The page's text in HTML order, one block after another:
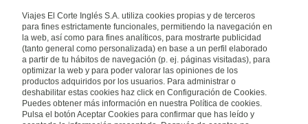
Quiénes somos
Financiación
Sostenibilidad
Turismo accesible
Tarjeta El Corte Inglés
Trabaja con nosotros
El Corte Inglés
Canal Ético
Enlaces de interés
Guías de viaje
Catálogos
Auto check-in
Condiciones Generales
Política de privacidad
Política de cookies
Accesibilidad
Internacional
España
Viajes El Corte Inglés S.A. utiliza cookies propias y de terceros
para fines estrictamente funcionales, permitiendo la navegación en
la web, así como para fines analíticos, para mostrarte publicidad
(tanto general como personalizada) en base a un perfil elaborado
a partir de tu hábitos de navegación (p. ej. páginas visitadas), para
optimizar la web y para poder valorar las opiniones de los
productos adquiridos por los usuarios. Para administrar o
deshabilitar estas cookies haz click en Configuración de Cookies.
Puedes obtener más información en nuestra Política de cookies.
Pulsa el botón Aceptar Cookies para confirmar que has leído y